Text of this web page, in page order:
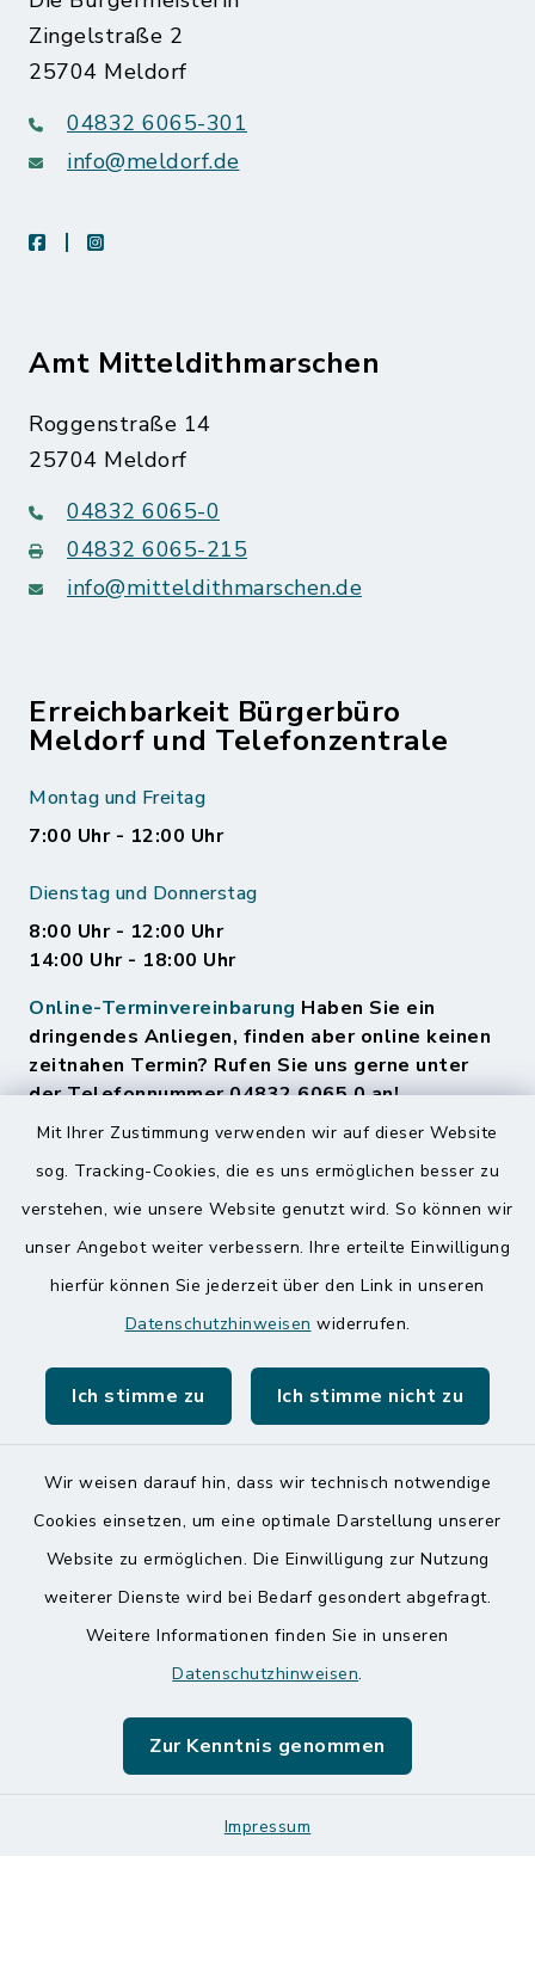
Mit Ihrer Zustimmung verwenden wir auf dieser Website
sog. Tracking-Cookies, die es uns ermöglichen besser zu
verstehen, wie unsere Website genutzt wird. So können wir
unser Angebot weiter verbessern. Ihre erteilte Einwilligung
hierfür können Sie jederzeit über den Link in unseren
Datenschutzhinweisen widerrufen.
Ich stimme zu Ich stimme nicht zu
Wir weisen darauf hin, dass wir technisch notwendige
Cookies einsetzen, um eine optimale Darstellung unserer
Website zu ermöglichen. Die Einwilligung zur Nutzung
weiterer Dienste wird bei Bedarf gesondert abgefragt.
Weitere Informationen finden Sie in unseren
Datenschutzhinweisen.
Zur Kenntnis genommen
Impressum
Zingelstraße 2
25704 Meldorf
04832 6065-301
info@meldorf.de
facebookinstagram
Amt Mitteldithmarschen
Roggenstraße 14
25704 Meldorf
04832 6065-0
04832 6065-215
info@mitteldithmarschen.de
Erreichbarkeit Bürgerbüro
Meldorf und Telefonzentrale
Montag und Freitag
7:00 Uhr - 12:00 Uhr
Dienstag und Donnerstag
8:00 Uhr - 12:00 Uhr
14:00 Uhr - 18:00 Uhr
Online-Terminvereinbarung Haben Sie ein
dringendes Anliegen, finden aber online keinen
zeitnahen Termin? Rufen Sie uns gerne unter
der Telefonnummer 04832 6065 0 an!
Quicklinks
Amt Mitteldithmarschen
Speicherkoog Meldorfer Koog
Kontakt
Datenschutz
Sitemap
Logos und Designmanual